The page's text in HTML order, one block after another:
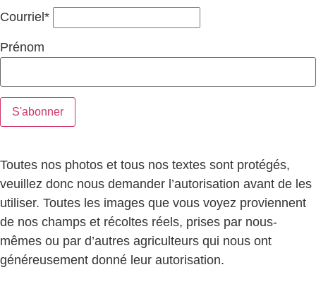
Courriel*
Prénom
Toutes nos photos et tous nos textes sont protégés,
veuillez donc nous demander l’autorisation avant de les
utiliser. Toutes les images que vous voyez proviennent
de nos champs et récoltes réels, prises par nous-
mêmes ou par d’autres agriculteurs qui nous ont
généreusement donné leur autorisation.